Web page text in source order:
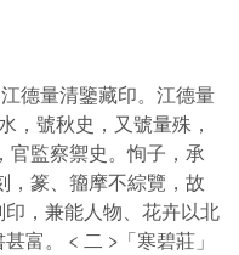
德量清鑒藏印。江德量
，號秋史，又號量殊，
官監察禦史。恂子，承
，篆、籀摩不綜覽，故
，兼能人物、花卉以北
富。 < 二 >「寒碧莊」